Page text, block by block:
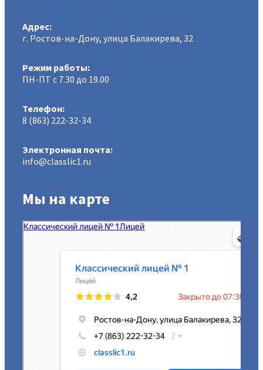
Адрес:
г. Ростов-на-Дону, улица Балакирева, 32
Режим работы:
ПН-ПТ с 7.30 до 19.00
Телефон:
8 (863) 222-32-34
Электронная почта:
info@classlic1.ru
Мы на карте
МАОУ Классический лицей № 1
Лицей в Ростове‑на‑Дону